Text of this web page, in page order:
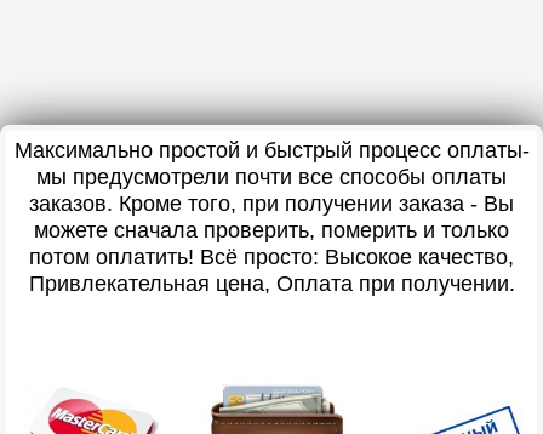
Максимально простой и быстрый процесс оплаты-
мы предусмотрели почти все способы оплаты
заказов. Кроме того, при получении заказа - Вы
можете сначала проверить, померить и только
потом оплатить! Всё просто: Высокое качество,
Привлекательная цена, Оплата при получении.